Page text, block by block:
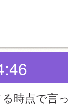
時点で言